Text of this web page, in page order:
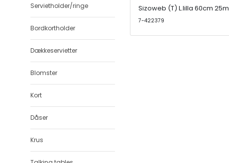
Servietholder/ringe
Bordkortholder
Dækkeservietter
Blomster
Kort
Dåser
Krus
Sizoweb (T) L.lilla 60cm 25m
7-422379